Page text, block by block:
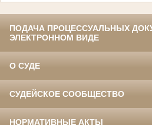
ПОДАЧА ПРОЦЕССУАЛЬНЫХ
ЭЛЕКТРОННОМ ВИДЕ
О СУДЕ
СУДЕЙСКОЕ СООБЩЕСТВО
НОРМАТИВНЫЕ АКТЫ